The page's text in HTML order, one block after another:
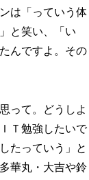
は「っていう体
と笑い、「い
んですよ。その
って。どうしよ
Ｔ勉強したいで
たっていう」と
華丸・大吉や鈴